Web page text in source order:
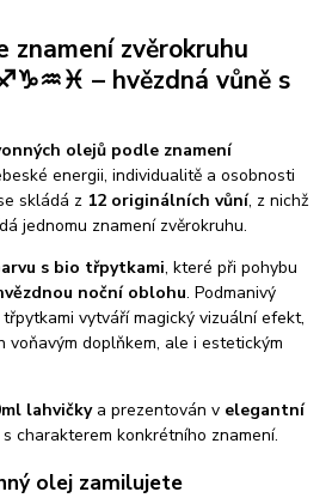
znamení zvěrokruhu
– hvězdná vůně s
olejů podle znamení
energii, individualitě a osobnosti
skládá z 12 originálních vůní, z nichž
jednomu znamení zvěrokruhu.
s bio třpytkami, které při pohybu
noční oblohu. Podmanivý
vytváří magický vizuální efekt,
voňavým doplňkem, ale i estetickým
lahvičkya prezentován v elegantní
charakterem konkrétního znamení.
olej zamilujete